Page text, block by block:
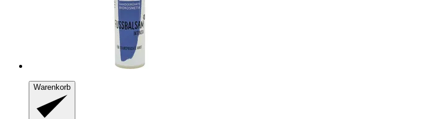
Warenkorb